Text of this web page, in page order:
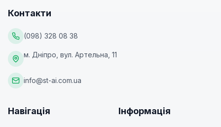
Контакти
(098) 328 08 38
м. Дніпро, вул. Артельна, 11
info@st-ai.com.ua
Навігація Інформація